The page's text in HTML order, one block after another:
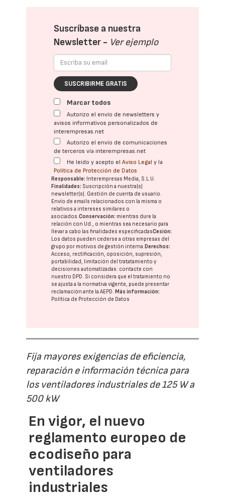
Suscríbase a nuestra
Newsletter - Ver ejemplo
SUSCRIBIRME GRATIS
Marcar todos
Autorizo el envío de newsletters y
avisos informativos personalizados de
interempresas.net
Autorizo el envío de comunicaciones
de terceros vía interempresas.net
He leído y acepto elAviso Legal y la
Política de Protección de Datos
Responsable: Interempresas Media, S.L.U.
Finalidades: Suscripción a nuestra(s)
newsletter(s). Gestión de cuenta de usuario.
Envío de emails relacionados con la misma o
relativos a intereses similares o
asociados.Conservación: mientras dure la
relación con Ud., o mientras sea necesario para
llevar a cabo las finalidades especificadasCesión:
Los datos pueden cederse a otras empresas del
grupo por motivos de gestión interna.Derechos:
Acceso, rectificación, oposición, supresión,
portabilidad, limitación del tratatamiento y
decisiones automatizadas: contacte con
nuestro DPD. Si considera que el tratamiento no
se ajusta a la normativa vigente, puede presentar
reclamación ante laAEPD.Más información:
Política de Protección de Datos
Fija mayores exigencias de eficiencia,
reparación e información técnica para
los ventiladores industriales de 125 W a
500 kW
En vigor, el nuevo
reglamento europeo de
ecodiseño para
ventiladores
industriales